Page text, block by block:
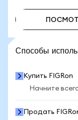
Способы
Купить FIGRon
Начните
Продать